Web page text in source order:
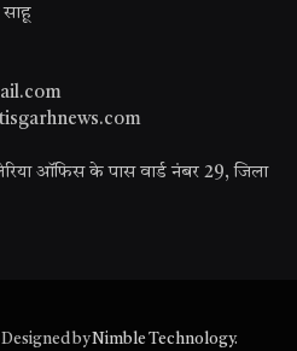
साहू
ऑफिस के पास वार्ड नंबर 29, जिला
byNimble Technology.